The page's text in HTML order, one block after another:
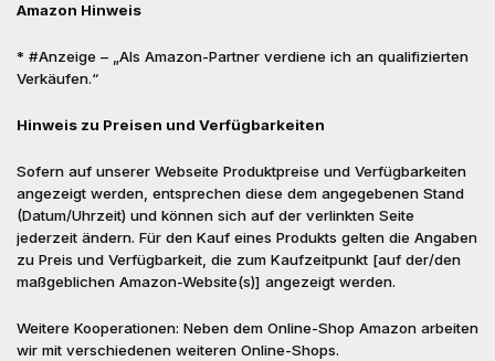
Amazon Hinweis
* #Anzeige – „Als Amazon-Partner verdiene ich an qualifizierten
Verkäufen.“
Hinweis zu Preisen und Verfügbarkeiten
Sofern auf unserer Webseite Produktpreise und Verfügbarkeiten
angezeigt werden, entsprechen diese dem angegebenen Stand
(Datum/Uhrzeit) und können sich auf der verlinkten Seite
jederzeit ändern. Für den Kauf eines Produkts gelten die Angaben
zu Preis und Verfügbarkeit, die zum Kaufzeitpunkt [auf der/den
maßgeblichen Amazon-Website(s)] angezeigt werden.
Weitere Kooperationen: Neben dem Online-Shop Amazon arbeiten
wir mit verschiedenen weiteren Online-Shops.